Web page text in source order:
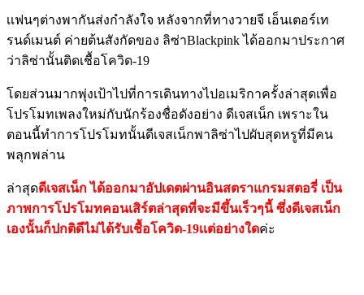
เเฟนๆต่างพากันส่งกำลังใจ หลังจากที่ทางวายจี เอ็นเตอร์เท
รนด์เมนต์ ค่ายต้นสังกัดของ ลิซ่าBlackpink ได้ออกมาประกาศ
ว่าลิซ่านั้นติดเชื้อโควิด-19
โดยส่วนมากพุ่งเป้าไปที่การเดินทางไปอเมริกาครั้งล่าสุดเพื่อ
โปรโมทเพลงใหม่กับนักร้องชื่อดังอย่าง ดีเจสเน็ก เพราะใน
ตอนนี้ทำการโปรโมทนั้นดีเจสเน็กพาลิซ่าไปผับสุดหรูที่มีคน
พลุกพล่าน
ล่าสุดดีเจสเน็ก ได้ออกมาอัปเดตผ่านอินสตราแกรมสตอรี่ เป็น
ภาพการโปรโมทคอนเสิร์ตล่าสุดที่จะมีขึ้นเร็วๆนี้ ซึ่งดีเจสเน็ก
เองนั้นก็ปกติดีไม่ได้รับเชื้อโควิด-19เเต่อย่างใดค่ะ